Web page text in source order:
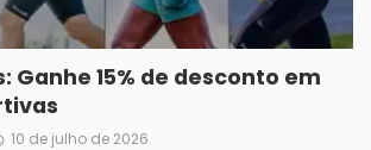
Ganhe 15% de desconto em
10 de julho de 2026